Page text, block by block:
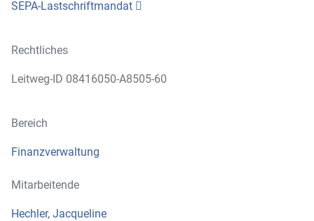
SEPA-Lastschriftmandat
Rechtliches
Leitweg-ID 08416050-A8505-60
Bereich
Finanzverwaltung
Mitarbeitende
Hechler, Jacqueline